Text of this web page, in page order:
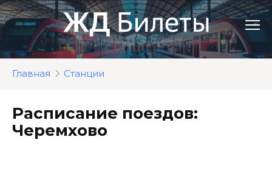
Перейти
к
контенту
Главная Станции
Расписание поездов:
Черемхово